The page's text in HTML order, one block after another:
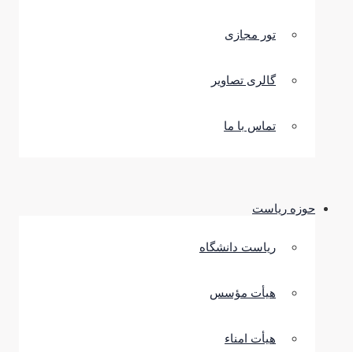
تور مجازی
گالری تصاویر
تماس با ما
حوزه ریاست
ریاست دانشگاه
هیأت مؤسس
هیأت امناء